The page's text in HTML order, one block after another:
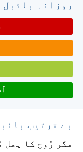
روزانہ
بے ترتیب
مگر رُوح کا پھل